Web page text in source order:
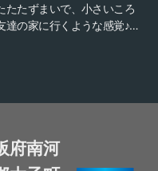
たたずまいで、小さいころ
達の家に行くような感覚♪
府南河